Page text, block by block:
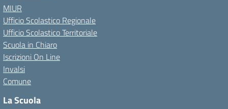
MIUR
Ufficio Scolastico Regionale
Ufficio Scolastico Territoriale
Scuola in Chiaro
Iscrizioni On Line
Invalsi
Comune
La Scuola